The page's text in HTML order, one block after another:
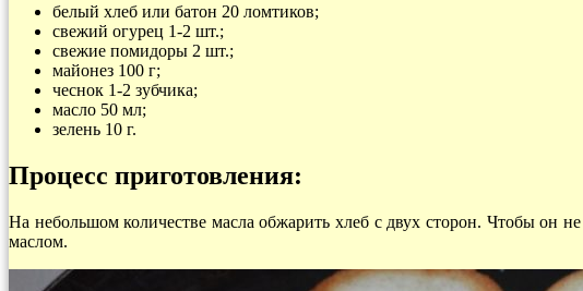
белый хлеб или батон 20 ломтиков;
свежий огурец 1-2 шт.;
свежие помидоры 2 шт.;
майонез 100 г;
чеснок 1-2 зубчика;
масло 50 мл;
зелень 10 г.
Процесс приготовления:
На небольшом количестве масла обжарить хлеб с двух сторон. Чтобы он
маслом.